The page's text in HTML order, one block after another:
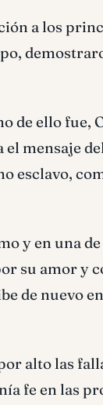
a los
de ello fue,
el mensaje
esclavo,
y en una
su amor y
de nuevo
alto las
fe en las